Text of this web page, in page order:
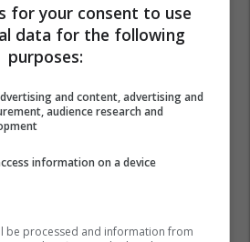
for your consent to use
data for the following
purposes:
and content, advertising and
audience research and
information on a device
be processed and information from